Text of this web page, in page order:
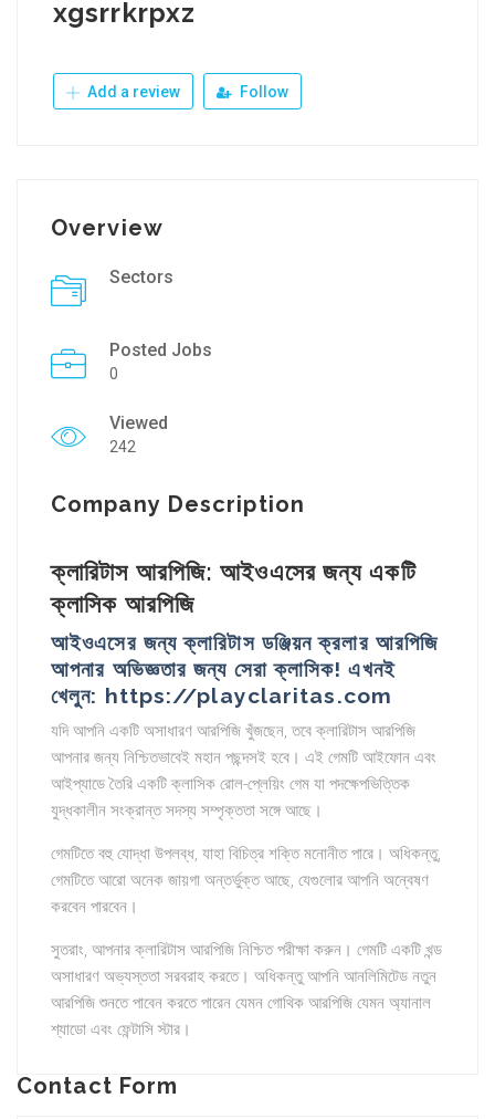
xgsrrkrpxz
Add a review Follow
Overview
Sectors
Posted Jobs
0
Viewed
242
Company Description
ক্লারিটাস আরপিজি: আইওএসের জন্য একটি
ক্লাসিক আরপিজি
আইওএসের জন্য ক্লারিটাস ডঞ্জিয়ন ক্রলার আরপিজি
আপনার অভিজ্ঞতার জন্য সেরা ক্লাসিক! এখনই
খেলুন: https://playclaritas.com
যদি আপনি একটি অসাধারণ আরপিজি খুঁজছেন, তবে ক্লারিটাস আরপিজি
আপনার জন্য নিশ্চিতভাবেই মহান পছন্দসই হবে। এই গেমটি আইফোন এবং
আইপ্যাডে তৈরি একটি ক্লাসিক রোল-প্লেয়িং গেম যা পদক্ষেপভিত্তিক
যুদ্ধকালীন সংক্রান্ত সদস্য সম্পৃক্ততা সঙ্গে আছে।
গেমটিতে বহু যোদ্ধা উপলব্ধ, যাহা বিচিত্র শক্তি মনোনীত পারে। অধিকন্তু,
গেমটিতে আরো অনেক জায়গা অন্তর্ভুক্ত আছে, যেগুলোর আপনি অন্বেষণ
করবেন পারবেন।
সুতরাং, আপনার ক্লারিটাস আরপিজি নিশ্চিত পরীক্ষা করুন। গেমটি একটি খন্ড
অসাধারণ অভ্যস্ততা সরবরাহ করতে। অধিকন্তু আপনি আনলিমিটেড নতুন
আরপিজি শুনতে পাবেন করতে পারেন যেমন গোথিক আরপিজি যেমন অ্যানাল
শ্যাডো এবং ফেন্টাসি স্টার।
Contact Form